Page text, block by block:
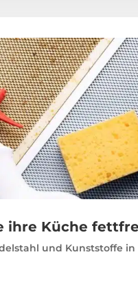
ihre Küche
und Kunststoffe in